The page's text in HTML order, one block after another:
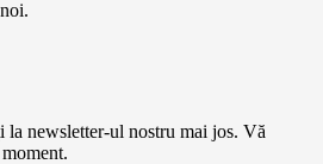
noi.
la newsletter-ul nostru mai jos. Vă